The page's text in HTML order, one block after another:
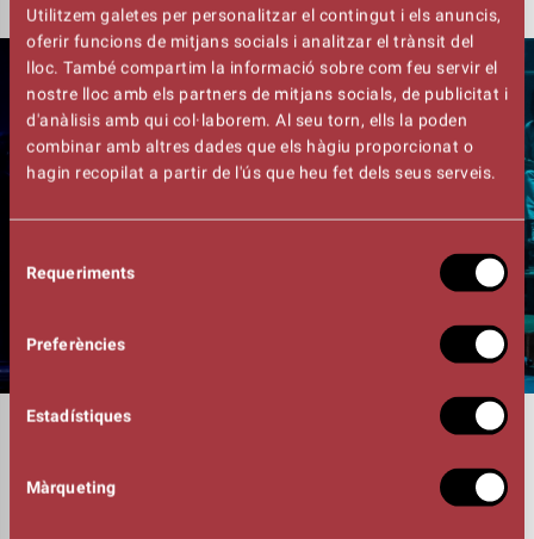
Utilitzem galetes per personalitzar el contingut i els anuncis,
oferir funcions de mitjans socials i analitzar el trànsit del
lloc. També compartim la informació sobre com feu servir el
nostre lloc amb els partners de mitjans socials, de publicitat i
d'anàlisis amb qui col·laborem. Al seu torn, ells la poden
combinar amb altres dades que els hàgiu proporcionat o
hagin recopilat a partir de l'ús que heu fet dels seus serveis.
Requeriments
Preferències
Estadístiques
Màrqueting
Josep Mª Conangla, Marc Font, Júlia